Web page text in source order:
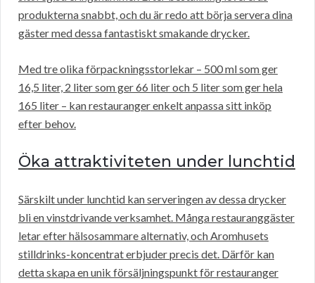
produkterna snabbt, och du är redo att börja servera dina
gäster med dessa fantastiskt smakande drycker.
Med tre olika förpackningsstorlekar – 500 ml som ger
16,5 liter, 2 liter som ger 66 liter och 5 liter som ger hela
165 liter – kan restauranger enkelt anpassa sitt inköp
efter behov.
Öka attraktiviteten under lunchtid
Särskilt under lunchtid kan serveringen av dessa drycker
bli en vinstdrivande verksamhet. Många restauranggäster
letar efter hälsosammare alternativ, och Aromhusets
stilldrinks-koncentrat erbjuder precis det. Därför kan
detta skapa en unik försäljningspunkt för restauranger